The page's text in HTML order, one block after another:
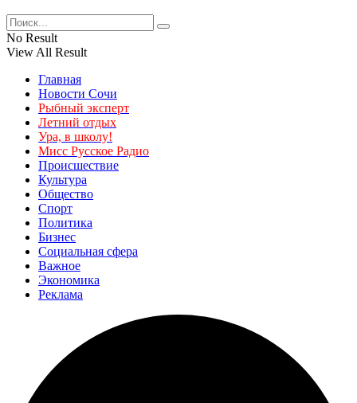
No Result
View All Result
Главная
Новости Сочи
Рыбный эксперт
Летний отдых
Ура, в школу!
Мисс Русское Радио
Происшествие
Культура
Общество
Спорт
Политика
Бизнес
Социальная сфера
Важное
Экономика
Реклама